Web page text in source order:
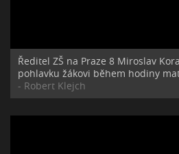
Ředitel ZŠ na Praze 8 Miroslav
pohlavku žákovi během hodiny
- Robert Klejch